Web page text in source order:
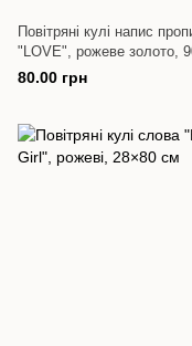
Повітряні кулі напис
"LOVE", рожеве золото,
80.00 грн